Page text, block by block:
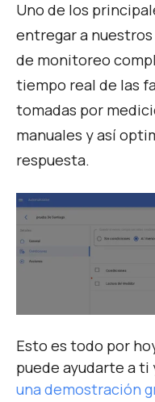
Uno de los
entregar a
de monitoreo
tiempo real de las
tomadas por
manuales y así
respuesta.
Esto es todo por
puede ayudarte a ti
una demostración